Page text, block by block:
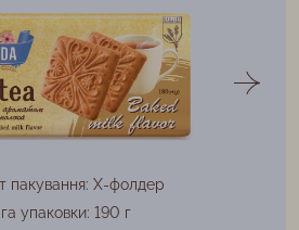
пакування: Х-фолдер
упаковки: 190 г